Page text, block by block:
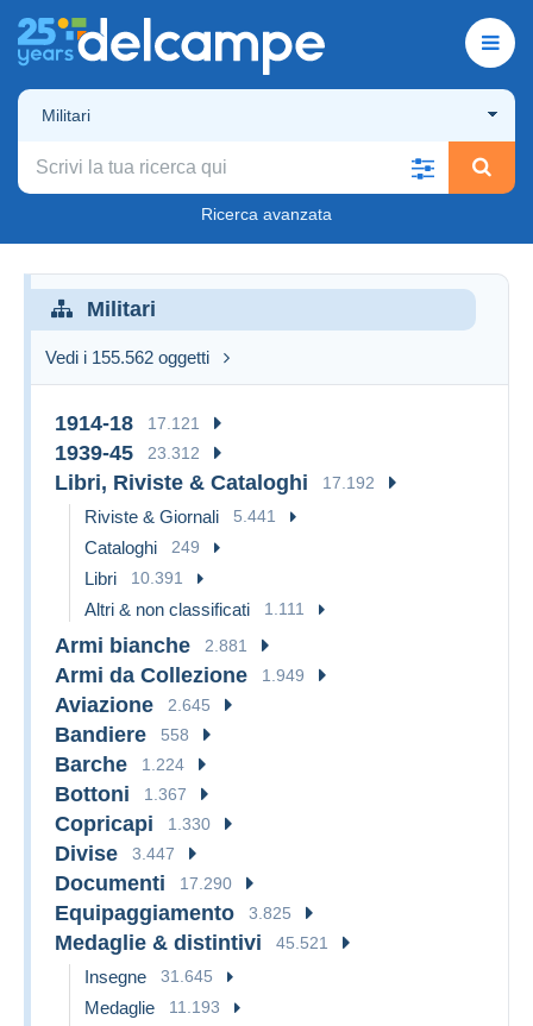
Militari
Ricerca avanzata
Militari
Vedi i 155.562 oggetti
1914-18 17.121
1939-45 23.312
Libri, Riviste & Cataloghi 17.192
Riviste & Giornali 5.441
Cataloghi 249
Libri 10.391
Altri & non classificati 1.111
Armi bianche 2.881
Armi da Collezione 1.949
Aviazione 2.645
Bandiere 558
Barche 1.224
Bottoni 1.367
Copricapi 1.330
Divise 3.447
Documenti 17.290
Equipaggiamento 3.825
Medaglie & distintivi 45.521
Insegne 31.645
Medaglie 11.193